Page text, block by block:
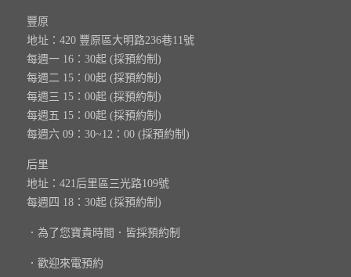
豐原
地址：420 豐原區大明路236巷11號
每週一 16：30起 (採預約制)
每週二 15：00起 (採預約制)
每週三 15：00起 (採預約制)
每週五 15：00起 (採預約制)
每週六 09：30~12：00 (採預約制)
后里
地址：421后里區三光路109號
每週四 18：30起 (採預約制)
．為了您寶貴時間．皆採預約制
．歡迎來電預約